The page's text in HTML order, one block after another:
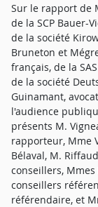
Sur le rapport de
de la SCP Bauer-
de la société
Bruneton et
français, de la
de la société
Guinamant,
l'audience
présents M.
rapporteur, Mme
Bélaval, M.
conseillers, Mmes
conseillers
référendaire, et